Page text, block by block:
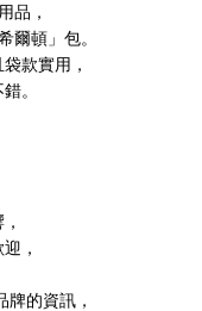
品，
爾頓」包。
款實用，
。
，
的資訊，